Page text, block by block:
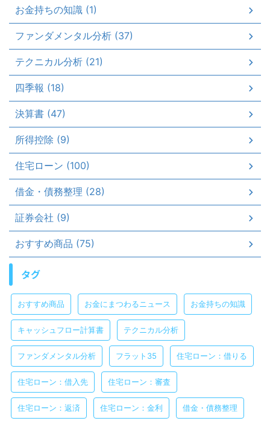
お金持ちの知識 (1)
ファンダメンタル分析 (37)
テクニカル分析 (21)
四季報 (18)
決算書 (47)
所得控除 (9)
住宅ローン (100)
借金・債務整理 (28)
証券会社 (9)
おすすめ商品 (75)
タグ
おすすめ商品 お金にまつわるニュース お金持ちの知識
キャッシュフロー計算書 テクニカル分析
ファンダメンタル分析 フラット35 住宅ローン：借りる
住宅ローン：借入先 住宅ローン：審査
住宅ローン：返済 住宅ローン：金利 借金・債務整理